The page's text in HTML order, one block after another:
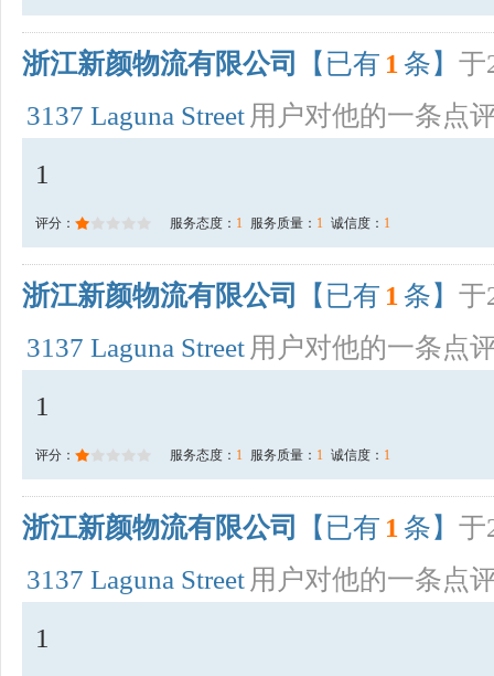
浙江新颜物流有限公司 【已有 1 条】 于
3137 Laguna Street 用户对他的一条点
1
评分： 服务态度： 1 服务质量： 1 诚信度： 1
浙江新颜物流有限公司 【已有 1 条】 于
3137 Laguna Street 用户对他的一条点
1
评分： 服务态度： 1 服务质量： 1 诚信度： 1
浙江新颜物流有限公司 【已有 1 条】 于
3137 Laguna Street 用户对他的一条点
1